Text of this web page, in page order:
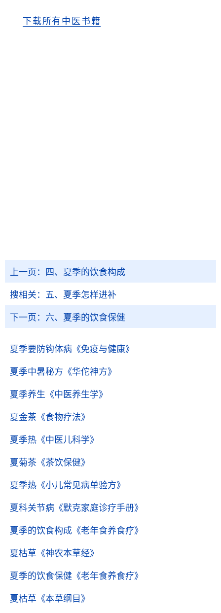
下载所有中医书籍
上一页： 四、夏季的饮食构成
搜相关： 五、夏季怎样进补
下一页： 六、夏季的饮食保健
夏季要防钩体病 《免疫与健康》
夏季中暑秘方 《华佗神方》
夏季养生 《中医养生学》
夏金茶 《食物疗法》
夏季热 《中医儿科学》
夏菊茶 《茶饮保健》
夏季热 《小儿常见病单验方》
夏科关节病 《默克家庭诊疗手册》
夏季的饮食构成 《老年食养食疗》
夏枯草 《神农本草经》
夏季的饮食保健 《老年食养食疗》
夏枯草 《本草纲目》